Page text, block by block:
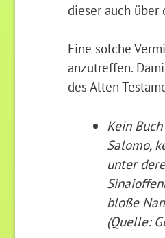
dieser auch über
Eine solche
anzutreffen.
des Alten
Kein
Salomo,
unter
bloße
(Quelle: